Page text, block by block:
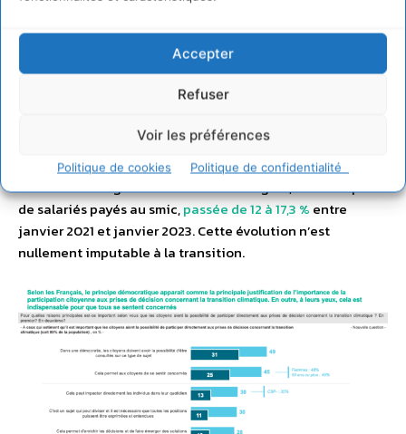
Accepter
Refuser
Voir les préférences
Politique de cookies Politique de confidentialité
instaurée pour tenir compte des disparités d’impact de la
transition. Il s’agit non seulement de ne pas précariser les
plus pauvres, mais aussi de ne pas appauvrir les classes
moyennes ni d’accroître un sentiment de déclassement.
Là encore, rappelons que d’autres facteurs politiques,
sociaux et économiques déterminent et détermineront
l’avenir des inégalités sociales. À cet égard, citons la part
de salariés payés au smic,passée de 12 à 17,3 %entre
janvier 2021 et janvier 2023. Cette évolution n’est
nullement imputable à la transition.